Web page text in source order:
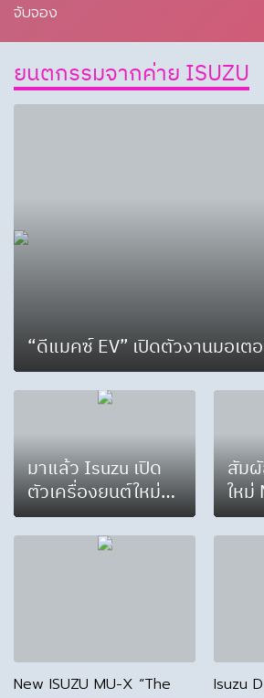
จับจอง
ยนตกรรมจากค่าย ISUZU
“ดีแมคซ์ EV” เปิดตัวงานมอเต
มาแล้ว Isuzu เปิด
ตัวเครื่องยนต์ใหม่
2.2 Ddi
Maxforceความ
สัม
ใหม่
The
New ISUZU MU-X “The
Isuzu